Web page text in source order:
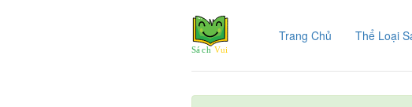
Trang Chủ (current)Thể Loại